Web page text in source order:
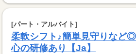
[パート・アルバイト]
柔軟シフト♪簡単見守りなど
心の研修あり【Ja】